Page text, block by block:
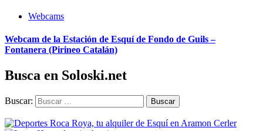
Webcams
Webcam de la Estación de Esquí de Fondo de Guils –
Fontanera (Pirineo Catalán)
Busca en Soloski.net
Buscar: